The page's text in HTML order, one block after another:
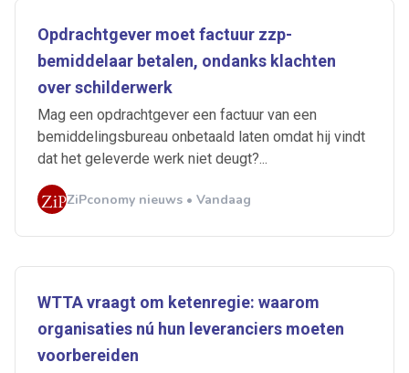
Opdrachtgever moet factuur zzp-
bemiddelaar betalen, ondanks klachten
over schilderwerk
Mag een opdrachtgever een factuur van een
bemiddelingsbureau onbetaald laten omdat hij vindt
dat het geleverde werk niet deugt?...
ZiPconomy nieuws • Vandaag
WTTA vraagt om ketenregie: waarom
organisaties nú hun leveranciers moeten
voorbereiden